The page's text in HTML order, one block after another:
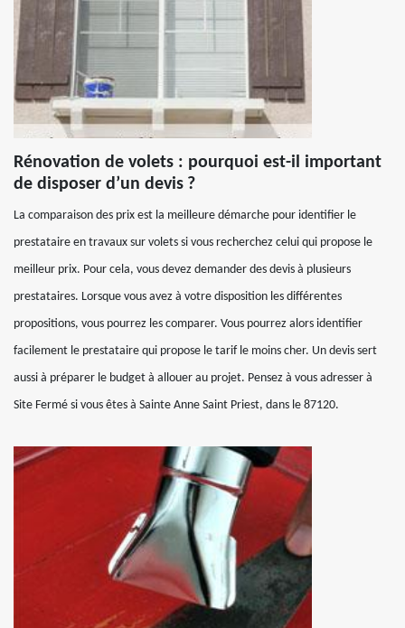
Rénovation de volets : pourquoi est-il important
de disposer d’un devis ?
La comparaison des prix est la meilleure démarche pour identifier le
prestataire en travaux sur volets si vous recherchez celui qui propose le
meilleur prix. Pour cela, vous devez demander des devis à plusieurs
prestataires. Lorsque vous avez à votre disposition les différentes
propositions, vous pourrez les comparer. Vous pourrez alors identifier
facilement le prestataire qui propose le tarif le moins cher. Un devis sert
aussi à préparer le budget à allouer au projet. Pensez à vous adresser à
Site Fermé si vous êtes à Sainte Anne Saint Priest, dans le 87120.